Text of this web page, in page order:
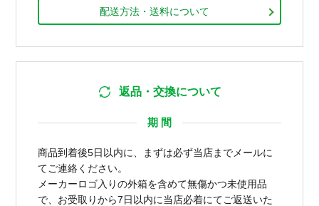
配送方法・送料について
返品・交換について
期 間
商品到着後5日以内に、まずは必ず当店までメールに
てご連絡ください。
メーカーロゴ入りの外箱を含めて無傷かつ未使用品
で、お受取りから7日以内に当店必着にてご返送いた